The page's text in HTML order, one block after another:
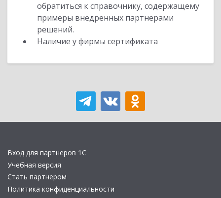
обратиться к справочнику, содержащему
примеры внедренных партнерами
решений.
Наличие у фирмы сертификата
Вход для партнеров 1С
Учебная версия
Стать партнером
Политика конфиденциальности